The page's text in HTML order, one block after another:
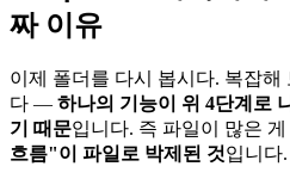
짜 이유
이제 폴더를 다시 봅시다. 복잡해
다 — 하나의 기능이 위 4단계로
기 때문입니다. 즉 파일이 많은
흐름"이 파일로 박제된 것입니다.